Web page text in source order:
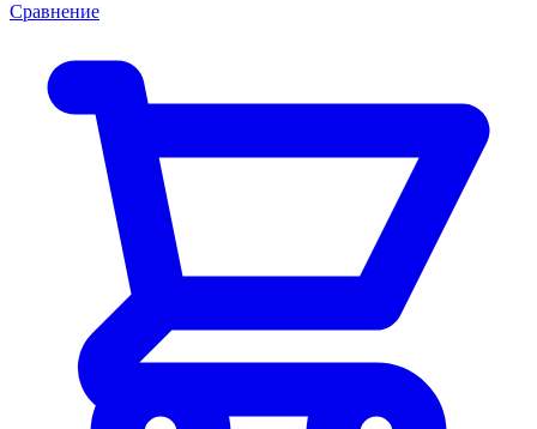
Сравнение